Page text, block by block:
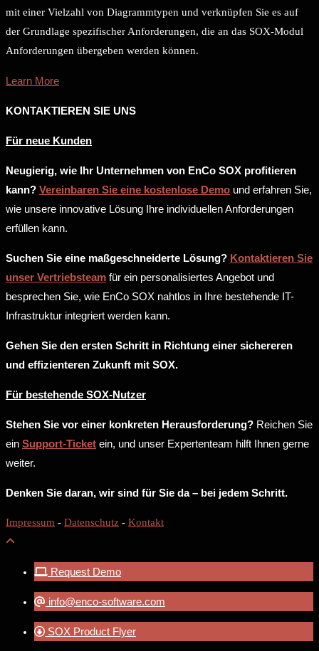
mit einer Vielzahl von Diagrammtypen und verknüpfen Sie es auf
der Grundlage spezifischer Anforderungen, die an das SOX-Modul
Anforderungen übergeben werden können.
Learn More
KONTAKTIEREN SIE UNS
Für neue Kunden
Neugierig, wie Ihr Unternehmen von EnCo SOX profitieren
kann? Vereinbaren Sie eine kostenlose Demo und erfahren Sie,
wie unsere innovative Lösung Ihre individuellen Anforderungen
erfüllen kann.
Suchen Sie eine maßgeschneiderte Lösung? Kontaktieren Sie
unser Vertriebsteam für ein personalisiertes Angebot und
besprechen Sie, wie EnCo SOX nahtlos in Ihre bestehende IT-
Infrastruktur integriert werden kann.
Gehen Sie den ersten Schritt in Richtung einer sichereren
und effizienteren Zukunft mit SOX.
Für bestehende SOX-Nutzer
Stehen Sie vor einer konkreten Herausforderung? Reichen Sie
ein Support-Ticket ein, und unser Expertenteam hilft Ihnen gerne
weiter.
Denken Sie daran, wir sind für Sie da – bei jedem Schritt.
Impressum - Datenschutz - Kontakt
Request Demo
info@enco-software.com
SOX Product Flyer